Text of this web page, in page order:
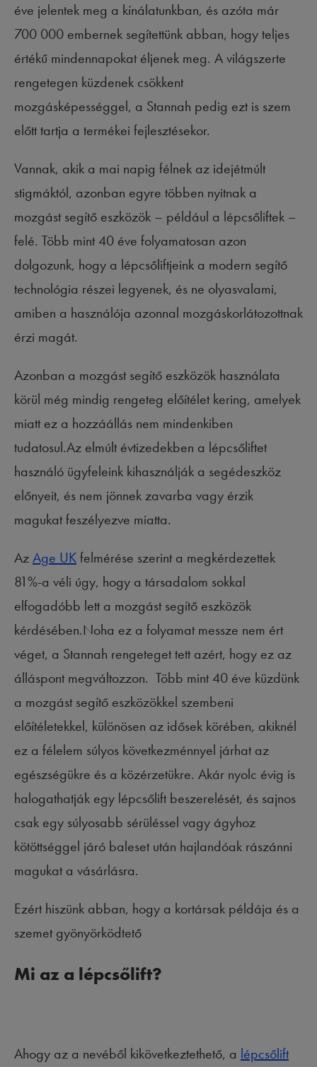
éve jelentek meg a kínálatunkban, és azóta már
700 000 embernek segítettünk abban, hogy teljes
értékű mindennapokat éljenek meg. A világszerte
rengetegen küzdenek csökkent
mozgásképességgel, a Stannah pedig ezt is szem
előtt tartja a termékei fejlesztésekor.
Vannak, akik a mai napig félnek az idejétmúlt
stigmáktól, azonban egyre többen nyitnak a
mozgást segítő eszközök – például a lépcsőliftek –
felé. Több mint 40 éve folyamatosan azon
dolgozunk, hogy a lépcsőliftjeink a modern segítő
technológia részei legyenek, és ne olyasvalami,
amiben a használója azonnal mozgáskorlátozottnak
érzi magát.
Azonban a mozgást segítő eszközök használata
körül még mindig rengeteg előítélet kering, amelyek
miatt ez a hozzáállás nem mindenkiben
tudatosul.Az elmúlt évtizedekben a lépcsőliftet
használó ügyfeleink kihasználják a segédeszköz
előnyeit, és nem jönnek zavarba vagy érzik
magukat feszélyezve miatta.
AzAge UKfelmérése szerint a megkérdezettek
81%-a véli úgy, hogy a társadalom sokkal
elfogadóbb lett a mozgást segítő eszközök
kérdésében.Noha ez a folyamat messze nem ért
véget, a Stannah rengeteget tett azért, hogy ez az
álláspont megváltozzon. Több mint 40 éve küzdünk
a mozgást segítő eszközökkel szembeni
előítéletekkel, különösen az idősek körében, akiknél
ez a félelem súlyos következménnyel járhat az
egészségükre és a közérzetükre. Akár nyolc évig is
halogathatják egy lépcsőlift beszerelését, és sajnos
csak egy súlyosabb sérüléssel vagy ágyhoz
kötöttséggel járó baleset után hajlandóak rászánni
magukat a vásárlásra.
Ezért hiszünk abban, hogy a kortársak példája és a
szemet gyönyörködtető
Mi az a lépcsőlift?
Ahogy az a nevéből kikövetkeztethető, a lépcsőlift